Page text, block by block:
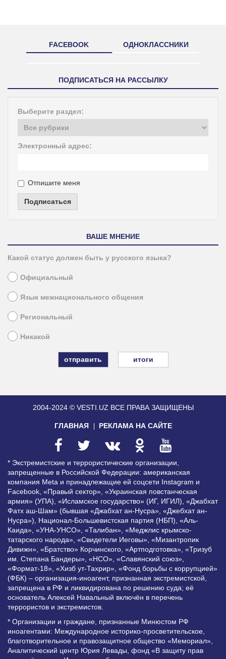
FACEBOOK ОДНОКЛАССНИКИ
ПОДПИСАТЬСЯ НА РАССЫЛКУ
Выберите раздел:
Электронный адрес:
Отпишите меня
Подписаться
ВАШЕ МНЕНИЕ
Какой статус должен быть у русского языка?
Официальный
Язык межнационального общения
Региональный
Никакой
итоги
2004-2024 © VESTI.UZ ВСЕ ПРАВА ЗАЩИЩЕНЫ
ГЛАВНАЯ РЕКЛАМА НА САЙТЕ
* Экстремистские и террористические организации,
запрещенные в Российской Федерации: американская
компания Meta и принадлежащие ей соцсети Instagram и
Facebook, «Правый сектор», «Украинская повстанческая
армия» (УПА), «Исламское государство» (ИГ, ИГИЛ), «Джабхат
Фатх аш-Шам» (бывшая «Джабхат ан-Нусра», «Джебхат ан-
Нусра»), Национал-Большевистская партия (НБП), «Аль-
Каида», «УНА-УНСО», «Талибан», «Меджлис крымско-
татарского народа», «Свидетели Иеговы», «Мизантропик
Дивижн», «Братство» Корчинского, «Артподготовка», «Тризуб
им. Степана Бандеры», «НСО», «Славянский союз»,
«Формат-18», «Хизб ут-Тахрир», «Фонд борьбы с коррупцией»
(ФБК) – организация-иноагент, признанная экстремистской,
запрещена в РФ и ликвидирована по решению суда; её
основатель Алексей Навальный включён в перечень
террористов и экстремистов.
* Организации и граждане, признанные Минюстом РФ
иноагентами: Международное историко-просветительское,
благотворительное и правозащитное общество «Мемориал»,
Аналитический центр Юрия Левады, фонд «В защиту прав